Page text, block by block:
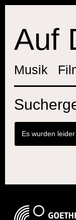
Auf
Musik
Es wurden